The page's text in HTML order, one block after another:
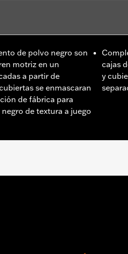
de polvo negro son
motriz en un
a partir de
se enmascaran
de fábrica para
de textura a juego
cajas
y